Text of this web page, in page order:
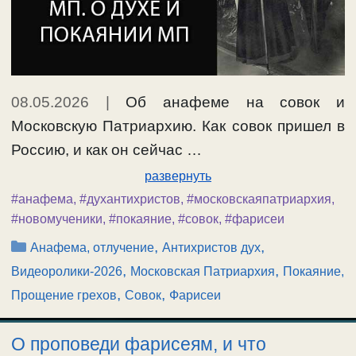
08.05.2026 | Об анафеме на совок и
Московскую Патриархию. Как совок пришел в
Россию, и как он сейчас …
развернуть
#анафема, #духантихристов, #московскаяпатриархия,
#новомученики, #покаяние, #совок, #фарисеи
Рубрики
Анафема, отлучение,Антихристов дух,
Видеоролики-2026, Московская Патриархия, Покаяние,
Прощение грехов, Совок, Фарисеи
О проповеди фарисеям, и что